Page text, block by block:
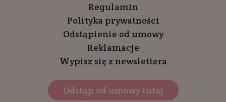
Regulamin
Polityka prywatności
Odstąpienie od umowy
Reklamacje
Wypisz się z newslettera
Odstąp od umowy tutaj